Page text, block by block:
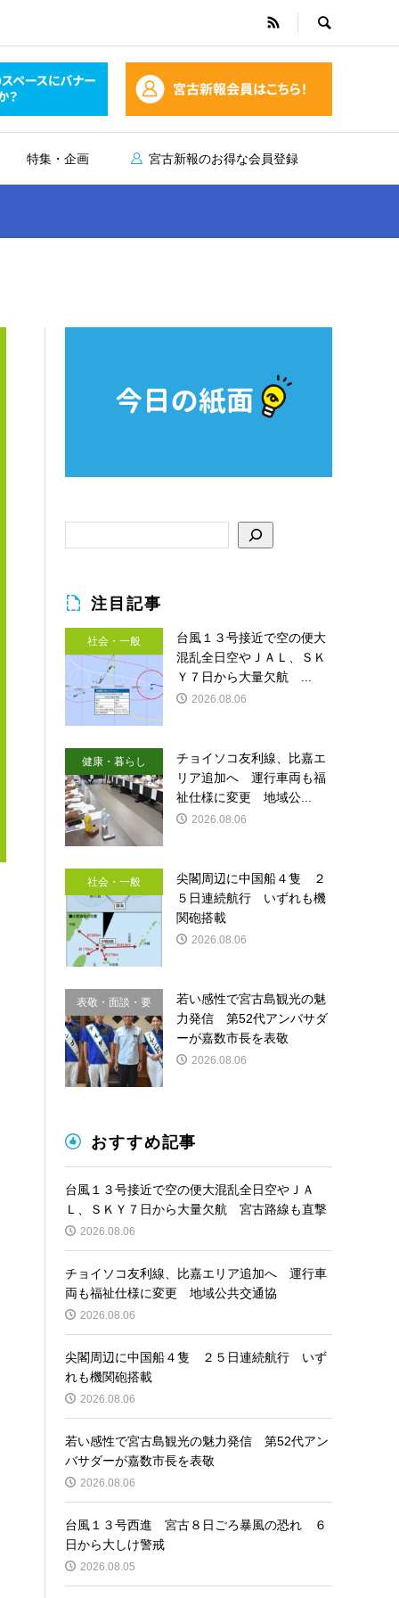
特集・企画 宮古新報のお得な会員登録
注目記事
社会・一般
台風１３号接近で空の便大
混乱全日空やＪＡＬ、ＳＫ
Ｙ７日から大量欠航 ...
2026.08.06
健康・暮らし
チョイソコ友利線、比嘉エ
リア追加へ 運行車両も福
祉仕様に変更 地域公...
2026.08.06
社会・一般
尖閣周辺に中国船４隻 ２
５日連続航行 いずれも機
関砲搭載
2026.08.06
表敬・面談・要
請
若い感性で宮古島観光の魅
力発信 第52代アンバサダ
ーが嘉数市長を表敬
2026.08.06
おすすめ記事
台風１３号接近で空の便大混乱全日空やＪＡ
Ｌ、ＳＫＹ７日から大量欠航 宮古路線も直撃
2026.08.06
チョイソコ友利線、比嘉エリア追加へ 運行車
両も福祉仕様に変更 地域公共交通協
2026.08.06
尖閣周辺に中国船４隻 ２５日連続航行 いず
れも機関砲搭載
2026.08.06
若い感性で宮古島観光の魅力発信 第52代アン
バサダーが嘉数市長を表敬
2026.08.06
台風１３号西進 宮古８日ごろ暴風の恐れ ６
日から大しけ警戒
2026.08.05